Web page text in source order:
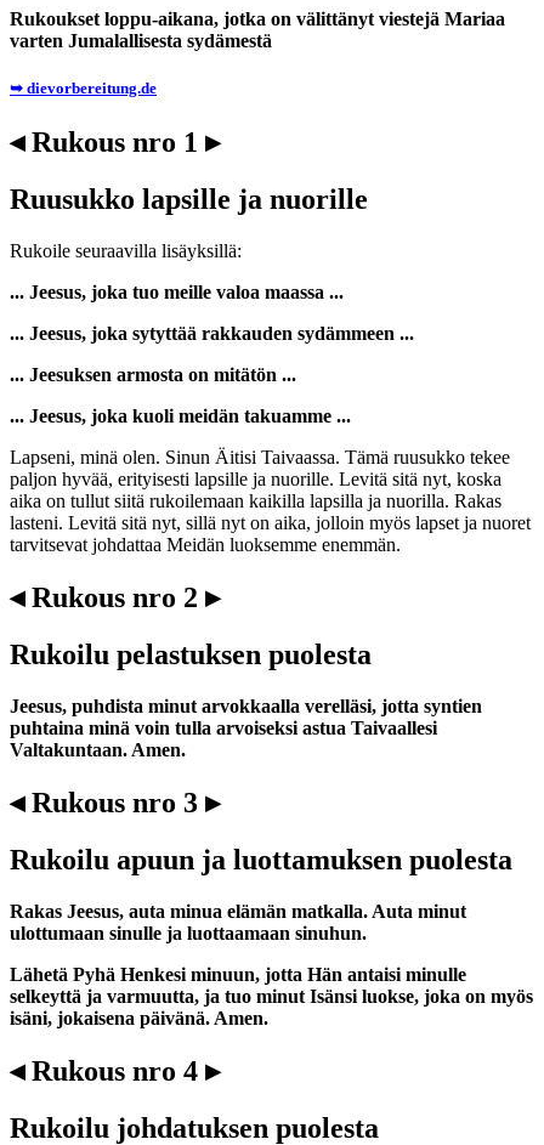
Rukoukset loppu-aikana, jotka on välittänyt viestejä Mariaa
varten Jumalallisesta sydämestä
➥ dievorbereitung.de
◂ Rukous nro 1 ▸
Ruusukko lapsille ja nuorille
Rukoile seuraavilla lisäyksillä:
... Jeesus, joka tuo meille valoa maassa ...
... Jeesus, joka sytyttää rakkauden sydämmeen ...
... Jeesuksen armosta on mitätön ...
... Jeesus, joka kuoli meidän takuamme ...
Lapseni, minä olen. Sinun Äitisi Taivaassa. Tämä ruusukko tekee
paljon hyvää, erityisesti lapsille ja nuorille. Levitä sitä nyt, koska
aika on tullut siitä rukoilemaan kaikilla lapsilla ja nuorilla. Rakas
lasteni. Levitä sitä nyt, sillä nyt on aika, jolloin myös lapset ja nuoret
tarvitsevat johdattaa Meidän luoksemme enemmän.
◂ Rukous nro 2 ▸
Rukoilu pelastuksen puolesta
Jeesus, puhdista minut arvokkaalla verelläsi, jotta syntien
puhtaina minä voin tulla arvoiseksi astua Taivaallesi
Valtakuntaan. Amen.
◂ Rukous nro 3 ▸
Rukoilu apuun ja luottamuksen puolesta
Rakas Jeesus, auta minua elämän matkalla. Auta minut
ulottumaan sinulle ja luottaamaan sinuhun.
Lähetä Pyhä Henkesi minuun, jotta Hän antaisi minulle
selkeyttä ja varmuutta, ja tuo minut Isänsi luokse, joka on myös
isäni, jokaisena päivänä. Amen.
◂ Rukous nro 4 ▸
Rukoilu johdatuksen puolesta